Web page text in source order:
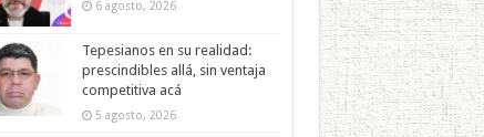
6 agosto, 2026
Tepesianos en su realidad:
prescindibles allá, sin ventaja
competitiva acá
5 agosto, 2026